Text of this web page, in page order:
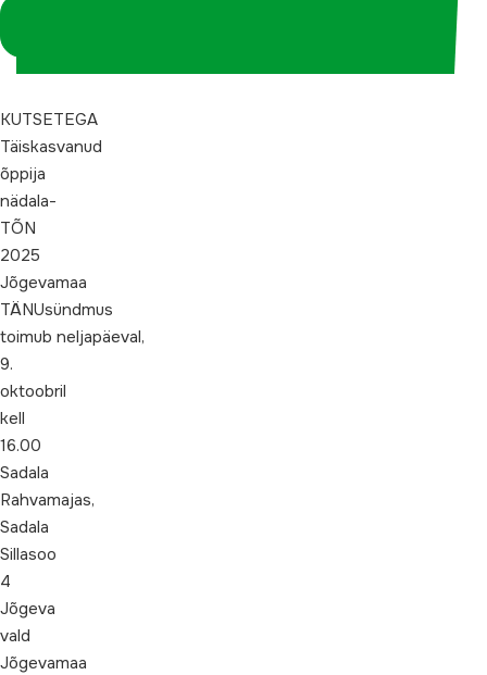
KUTSETEGA
Täiskasvanud
õppija
nädala-
TÕN
2025
Jõgevamaa
TÄNUsündmus
toimub neljapäeval,
9.
oktoobril
kell
16.00
Sadala
Rahvamajas,
Sadala
Sillasoo
4
Jõgeva
vald
Jõgevamaa